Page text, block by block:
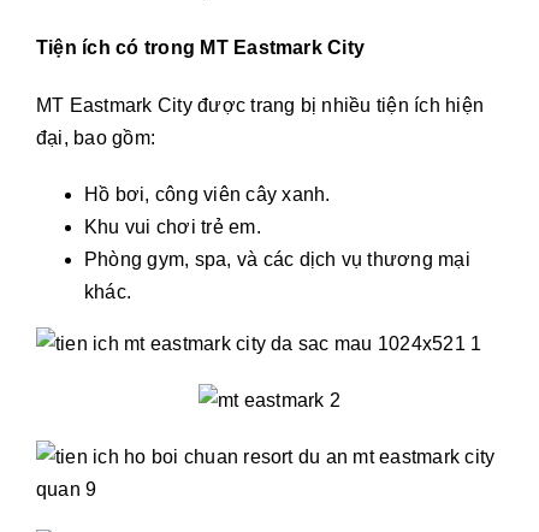
Tiện ích có trong MT Eastmark City
MT Eastmark City được trang bị nhiều tiện ích hiện
đại, bao gồm:
Hồ bơi, công viên cây xanh.
Khu vui chơi trẻ em.
Phòng gym, spa, và các dịch vụ thương mại
khác.